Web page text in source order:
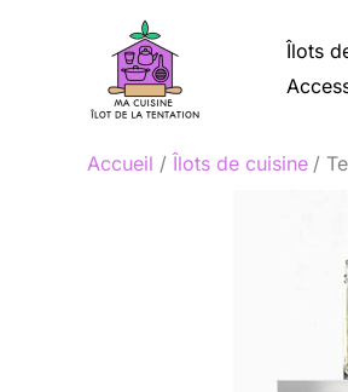
Îlots
Accueil Îlots de cuisine